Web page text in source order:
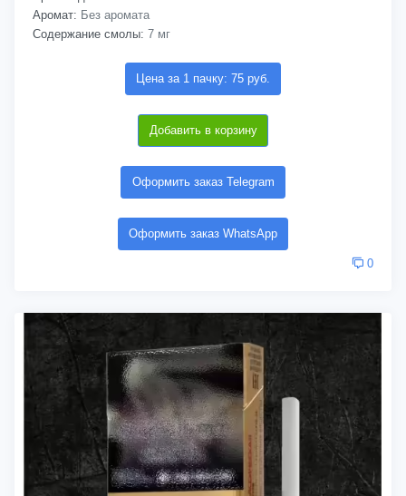
Аромат: Без аромата
Содержание смолы: 7 мг
Цена за 1 пачку: 75 руб.
Добавить в корзину
Оформить заказ Telegram
Оформить заказ WhatsApp
0